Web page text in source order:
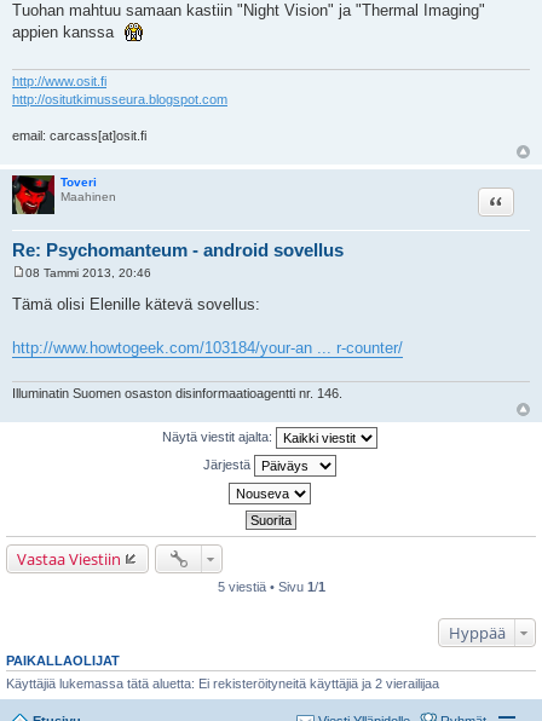
e
s
Tuohan mahtuu samaan kastiin "Night Vision" ja "Thermal Imaging"
appien kanssa
http://www.osit.fi
http://ositutkimusseura.blogspot.com
email: carcass[at]osit.fi
Toveri
Maahinen
Re: Psychomanteum - android sovellus
Lainaa
i
e
t
i
08 Tammi 2013, 20:46
Tämä olisi Elenille kätevä sovellus:
http://www.howtogeek.com/103184/your-an ... r-counter/
Illuminatin Suomen osaston disinformaatioagentti nr. 146.
Näytä viestit ajalta:
Järjestä
Vastaa Viestiin
5 viestiä • Sivu 1/1
Hyppää
PAIKALLAOLIJAT
Käyttäjiä lukemassa tätä aluetta: Ei rekisteröityneitä käyttäjiä ja 2 vierailijaa